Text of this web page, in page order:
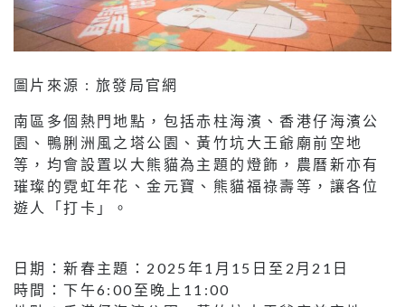
圖片來源 : 旅發局官網
南區多個熱門地點，包括赤柱海濱、香港仔海濱公
園、鴨脷洲風之塔公園、黃竹坑大王爺廟前空地
等，均會設置以大熊貓為主題的燈飾，農曆新亦有
璀璨的霓虹年花、金元寶、熊貓福祿壽等，讓各位
遊人「打卡」。
日期：新春主題：2025年1月15日至2月21日
時間：下午6:00至晚上11:00